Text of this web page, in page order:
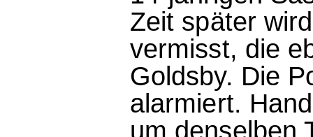
Zeit später
vermisst, die
Goldsby. Die
alarmiert.
um denselben